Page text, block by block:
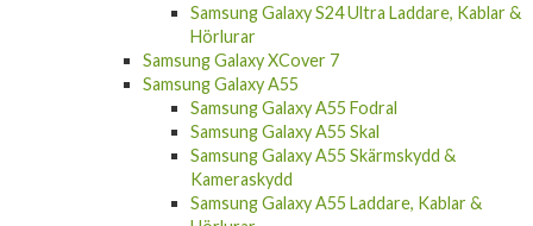
Samsung Galaxy S24 Ultra Laddare, Kablar &
Hörlurar
Samsung Galaxy XCover 7
Samsung Galaxy A55
Samsung Galaxy A55 Fodral
Samsung Galaxy A55 Skal
Samsung Galaxy A55 Skärmskydd &
Kameraskydd
Samsung Galaxy A55 Laddare, Kablar &